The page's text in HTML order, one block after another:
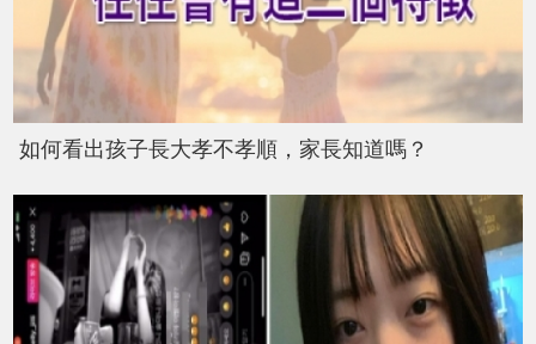
如何看出孩子長大孝不孝順，家長知道嗎？